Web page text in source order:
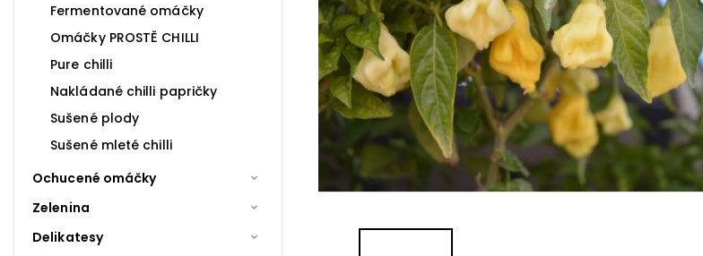
Fermentované omáčky
Omáčky PROSTĚ CHILLI
Pure chilli
Nakládané chilli papričky
Sušené plody
Sušené mleté chilli
Ochucené omáčky
Zelenina
Delikatesy